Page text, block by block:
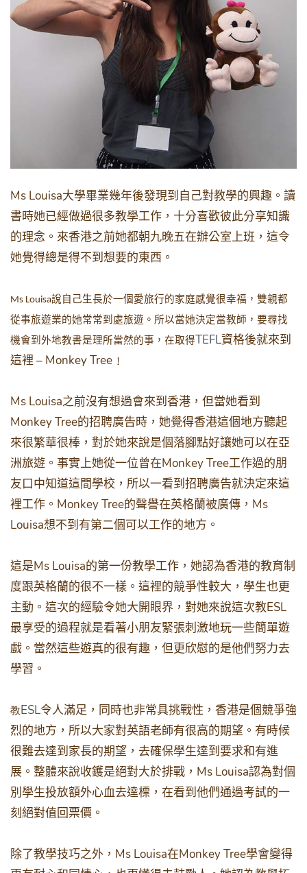
Ms Louisa大學畢業幾年後發現到自己對教學的興趣。讀
書時她已經做過很多教學工作，十分喜歡彼此分享知識
的理念。來香港之前她都朝九晚五在辦公室上班，這令
她覺得總是得不到想要的東西。
Ms Louisa說自己生長於一個愛旅行的家庭感覺很幸福，雙親都
從事旅遊業的她常常到處旅遊。所以當她決定當教師，要尋找
機會到外地教書是理所當然的事，在取得TEFL資格後就來到
這裡 – Monkey Tree ﹗
Ms Louisa之前沒有想過會來到香港，但當她看到
Monkey Tree的招聘廣告時，她覺得香港這個地方聽起
來很繁華很棒，對於她來說是個落腳點好讓她可以在亞
洲旅遊。事實上她從一位曾在Monkey Tree工作過的朋
友口中知道這間學校，所以一看到招聘廣告就決定來這
裡工作。 Monkey Tree的聲譽在英格蘭被廣傳， Ms
Louisa想不到有第二個可以工作的地方。
這是Ms Louisa的第一份教學工作，她認為香港的教育制
度跟英格蘭的很不一樣。這裡的競爭性較大，學生也更
主動。這次的經驗令她大開眼界，對她來說這次教ESL
最享受的過程就是看著小朋友緊張刺激地玩一些簡單遊
戲。當然這些遊真的很有趣，但更欣慰的是他們努力去
學習。
教ESL令人滿足，同時也非常具挑戰性，香港是個競爭強
烈的地方，所以大家對英語老師有很高的期望。有時候
很難去達到家長的期望，去確保學生達到要求和有進
展。整體來說收鑊是絕對大於排戰， Ms Louisa認為對個
別學生投放額外心血去達標，在看到他們通過考試的一
刻絕對值回票價。
除了教學技巧之外， Ms Louisa在Monkey Tree學會變得